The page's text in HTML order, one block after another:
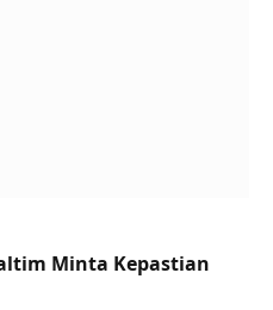
Minta Kepastian